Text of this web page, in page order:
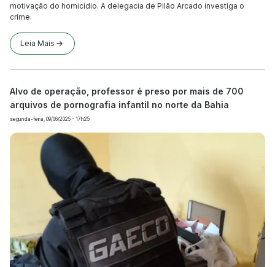
motivação do homicídio. A delegacia de Pilão Arcado investiga o
crime.
Leia Mais
Alvo de operação, professor é preso por mais de 700
arquivos de pornografia infantil no norte da Bahia
segunda-feira, 09/06/2025 - 17h25